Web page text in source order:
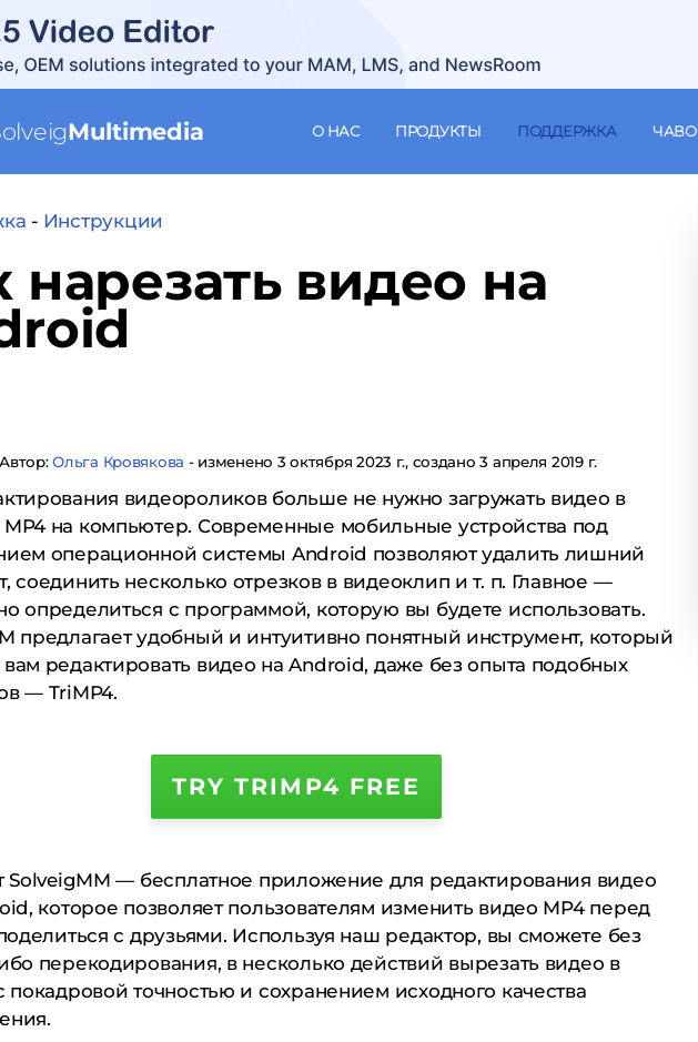
Multimedia О НАС ПРОДУКТЫ ПОДДЕРЖКА ЧАВО
- Инструкции
нарезать видео на
Ольга Кровякова - изменено 3 октября 2023 г., создано 3 апреля 2019 г.
видеороликов больше не нужно загружать видео в
на компьютер. Современные мобильные устройства под
операционной системы Android позволяют удалить лишний
соединить несколько отрезков в видеоклип и т. п. Главное —
определиться с программой, которую вы будете использовать.
предлагает удобный и интуитивно понятный инструмент, который
редактировать видео на Android, даже без опыта подобных
— TriMP4.
TRY TRIMP4 FREE
SolveigMM — бесплатное приложение для редактирования видео
которое позволяет пользователям изменить видео MP4 перед
с друзьями. Используя наш редактор, вы сможете без
перекодирования, в несколько действий вырезать видео в
покадровой точностью и сохранением исходного качества